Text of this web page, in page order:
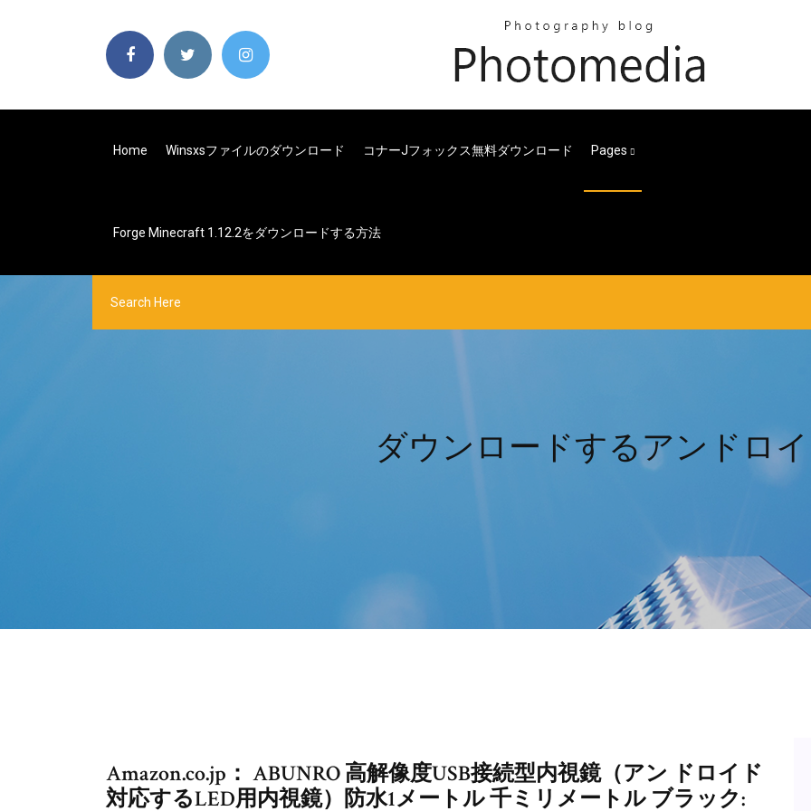
Home Winsxsファイルのダウンロード コナーjフォックス無料ダウンロード Pages
Forge Minecraft 1.12.2をダウンロードする方法
ダウンロードするアン​​ドロ
Amazon.co.jp： ABUNRO 高解像度USB接続型内視鏡（アン ドロイド
対応するLED用内視鏡）防水1メートル 千ミリメートル ブラック: